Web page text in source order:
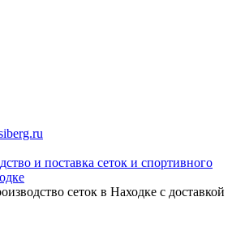
сеток в Находке с доставкой